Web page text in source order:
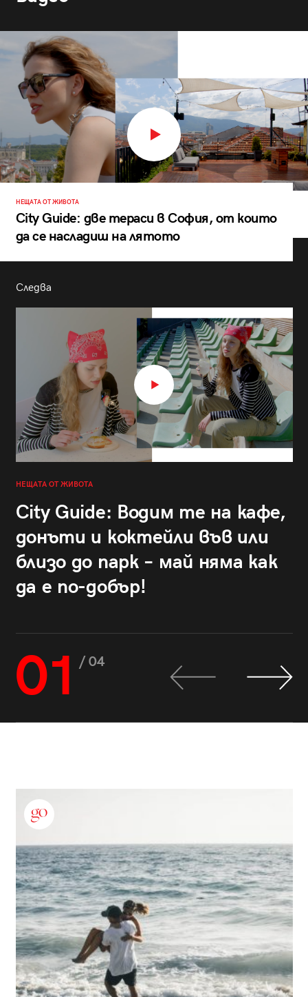
НЕЩАТА ОТ ЖИВОТА
City Guide: две тераси в София, от които
да се насладиш на лятото
Следва
НЕЩАТА ОТ ЖИВОТА
City Guide: Водим те на кафе,
донъти и коктейли във или
близо до парк – май няма как
да е по-добър!
01 / 04